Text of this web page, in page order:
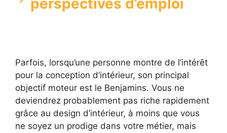
Parfois, lorsqu’une personne montre de l’intérêt
pour la conception d’intérieur, son principal
objectif moteur est le Benjamins. Vous ne
deviendrez probablement pas riche rapidement
grâce au design d’intérieur, à moins que vous
ne soyez un prodige dans votre métier, mais